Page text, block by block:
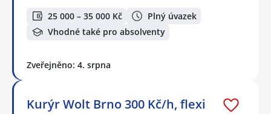
25 000 – 35 000 Kč
Plný úvazek
Vhodné také pro absolventy
Zveřejněno: 4. srpna
Kurýr Wolt Brno 300 Kč/h, flexi